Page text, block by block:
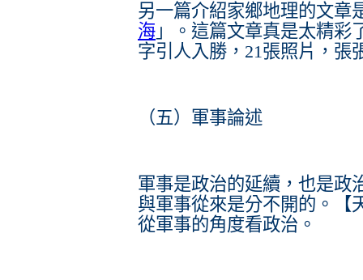
另一篇介紹家鄉地理的文章
海 」。這篇文章真是太精彩
字引人入勝，21張照片，張
（五）軍事論述
軍事是政治的延續，也是政
與軍事從來是分不開的。【
從軍事的角度看政治。